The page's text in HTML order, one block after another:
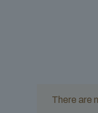
There are